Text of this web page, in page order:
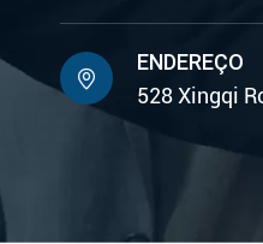

ENDEREÇO
528 Xingqi